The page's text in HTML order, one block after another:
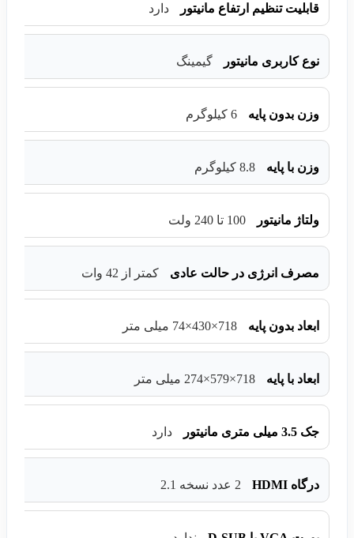
قابلیت تنظیم ارتفاع مانیتور دارد
نوع کاربری مانیتور گیمینگ
وزن بدون پایه 6 کیلوگرم
وزن با پایه 8.8 کیلوگرم
ولتاژ مانیتور 100 تا 240 ولت
مصرف انرژی در حالت عادی کمتر از 42 وات
ابعاد بدون پایه 718×430×74 میلی متر
ابعاد با پایه 718×579×274 میلی متر
جک 3.5 میلی متری مانیتور دارد
درگاه HDMI 2 عدد نسخه 2.1